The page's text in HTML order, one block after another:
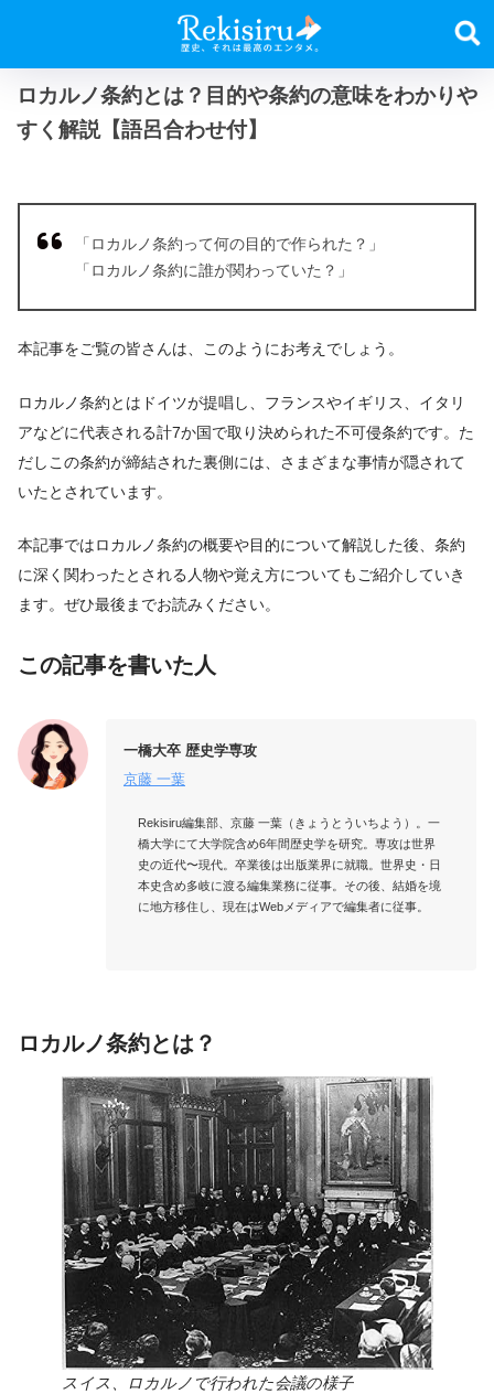
ロカルノ条約とは？目的や条約の意味をわかりや
すく解説【語呂合わせ付】
「ロカルノ条約って何の目的で作られた？」
「ロカルノ条約に誰が関わっていた？」
本記事をご覧の皆さんは、このようにお考えでしょう。
ロカルノ条約とはドイツが提唱し、フランスやイギリス、イタリ
アなどに代表される計7か国で取り決められた不可侵条約です。た
だしこの条約が締結された裏側には、さまざまな事情が隠されて
いたとされています。
本記事ではロカルノ条約の概要や目的について解説した後、条約
に深く関わったとされる人物や覚え方についてもご紹介していき
ます。ぜひ最後までお読みください。
この記事を書いた人
一橋大卒 歴史学専攻
京藤 一葉
Rekisiru編集部、京藤 一葉（きょうとういちよう）。一
橋大学にて大学院含め6年間歴史学を研究。専攻は世界
史の近代〜現代。卒業後は出版業界に就職。世界史・日
本史含め多岐に渡る編集業務に従事。その後、結婚を境
に地方移住し、現在はWebメディアで編集者に従事。
ロカルノ条約とは？
スイス、ロカルノで行われた会議の様子